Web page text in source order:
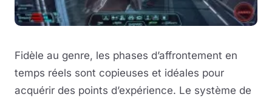
Fidèle au genre, les phases d’affrontement en
temps réels sont copieuses et idéales pour
acquérir des points d’expérience. Le système de